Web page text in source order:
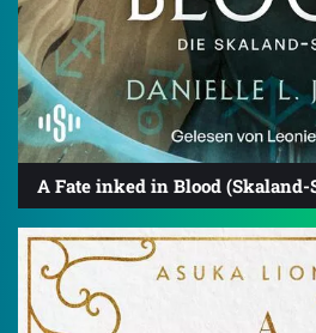
A Fate inked in Blood (Skaland-